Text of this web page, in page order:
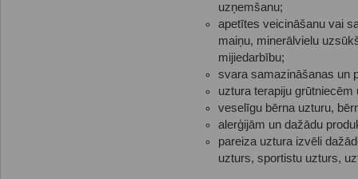
uzņemšanu;
apetītes veicināšanu vai
maiņu, minerālvielu
mijiedarbību;
svara samazināšanas un
uztura terapiju
veselīgu bērna uzturu,
alerģijām un dažādu
pareiza uztura izvēli
uzturs, sportistu uzturs,